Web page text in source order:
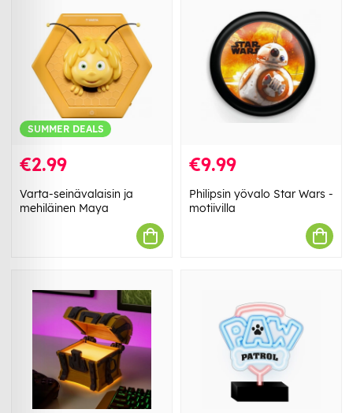
SUMMER DEALS
€2.99
Varta-seinävalaisin ja
mehiläinen Maya
€9.99
Philipsin yövalo Star Wars -
motiivilla